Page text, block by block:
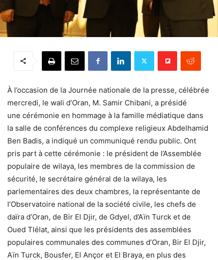
À l’occasion de la Journée nationale de la presse, célébrée
mercredi, le wali d’Oran, M. Samir Chibani, a présidé
une cérémonie en hommage à la famille médiatique dans
la salle de conférences du complexe religieux Abdelhamid
Ben Badis, a indiqué un communiqué rendu public. Ont
pris part à cette cérémonie : le président de l’Assemblée
populaire de wilaya, les membres de la commission de
sécurité, le secrétaire général de la wilaya, les
parlementaires des deux chambres, la représentante de
l’Observatoire national de la société civile, les chefs de
daïra d’Oran, de Bir El Djir, de Gdyel, d’Aïn Turck et de
Oued Tlélat, ainsi que les présidents des assemblées
populaires communales des communes d’Oran, Bir El Djir,
Aïn Turck, Bousfer, El Ançor et El Braya, en plus des